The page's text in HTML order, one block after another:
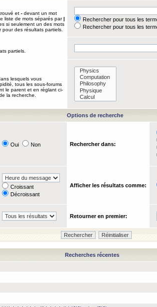
et - devant un mot
liste de mots séparés par|
si seulement un des mots
des résultats partiels.
Rechercher pour tous les
Rechercher pour tous les
partiels.
lesquels vous
tous les sous-forums
le parent et en réglant ci-
la recherche.
Options de recherche
Oui Non Rechercher dans:
Croissant
Décroissant
Afficher les résultats comme:
Retourner en premier:
Recherches récentes